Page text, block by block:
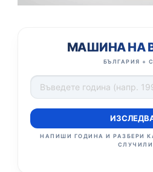
МАШИНА НА
БЪЛГАРИЯ +
НАПИШИ ГОДИНА И РАЗБЕРИ
СЛУЧИЛИ